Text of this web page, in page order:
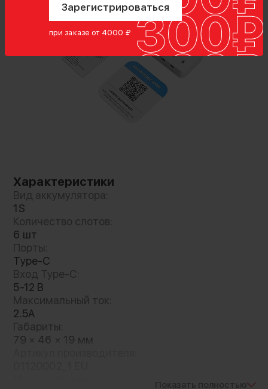
Зарегистрироваться
при заказе от 4000 ₽
Поддержка протоколов PD3.0/QC3.0/BC1.2
сделает подзарядку быстрее и безопаснее, а
при подключении к адаптеру 30 Вт вы
полуите максимальную скорость. Уровень
Характеристики
Вид аккумулятора:
1S
Количество слотов:
6 шт
Порты:
Type-C
Вход Type-C:
5-12 В
Максимальный ток:
2.5A
Габариты:
79 × 46 × 19 мм
Показать полностью